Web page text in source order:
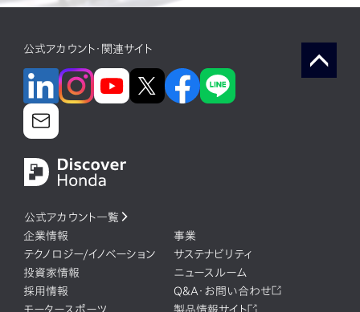
公式アカウント・関連サイト
公式アカウント一覧
企業情報
事業
テクノロジー/イノベーション
サステナビリティ
投資家情報
ニュースルーム
採用情報
Q&A・お問い合わせ
モータースポーツ
製品情報サイト